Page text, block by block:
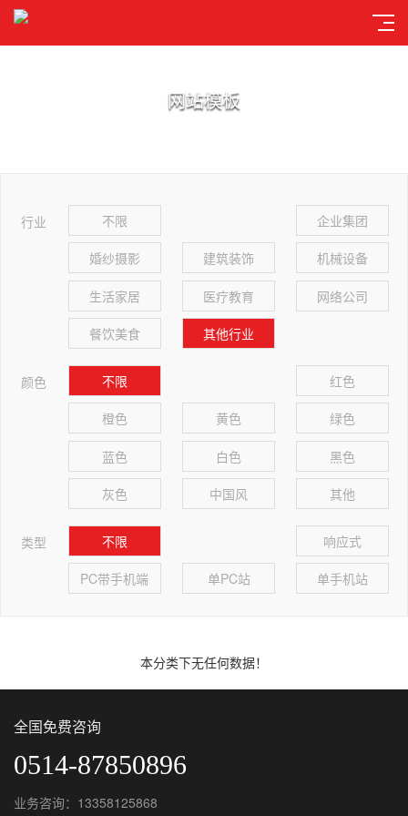
网站模板
行业 不限 企业集团
婚纱摄影 建筑装饰 机械设备
生活家居 医疗教育 网络公司
餐饮美食 其他行业
颜色 不限 红色
橙色 黄色 绿色
蓝色 白色 黑色
灰色 中国风 其他
类型 不限 响应式
PC带手机端 单PC站 单手机站
本分类下无任何数据！
全国免费咨询
0514-87850896
业务咨询：13358125868